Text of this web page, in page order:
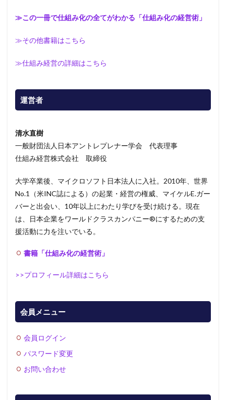
≫この一冊で仕組み化の全てがわかる「仕組み化の経営術」
≫その他書籍はこちら
≫仕組み経営の詳細はこちら
運営者
清水直樹
一般財団法人日本アントレプレナー学会 代表理事
仕組み経営株式会社 取締役
大学卒業後、マイクロソフト日本法人に入社。2010年、世界
No.1（米INC誌による）の起業・経営の権威、マイケルE.ガー
バーと出会い、10年以上にわたり学びを受け続ける。現在
は、日本企業をワールドクラスカンパニー®にするための支
援活動に力を注いでいる。
書籍「仕組み化の経営術」
>>プロフィール詳細はこちら
会員メニュー
会員ログイン
パスワード変更
お問い合わせ